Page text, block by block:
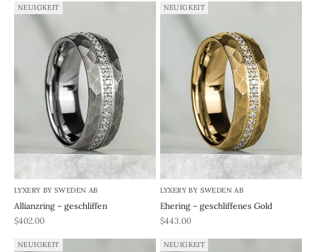
NEUIGKEIT
LYXERY BY SWEDEN AB
Allianzring – geschliffen
REA-pris
$402.00
NEUIGKEIT
LYXERY BY SWEDEN AB
Ehering – geschliffenes Gold
REA-pris
$443.00
NEUIGKEIT NEUIGKEIT